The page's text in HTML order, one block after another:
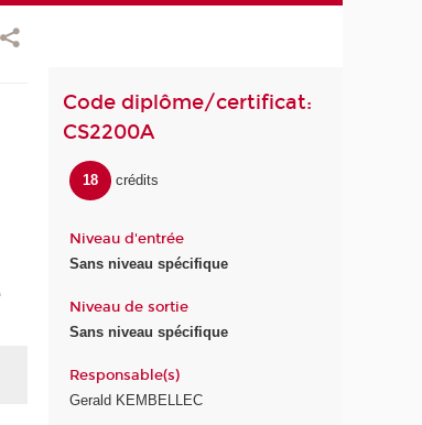
Code diplôme/certificat:
CS2200A
18 crédits
Niveau d'entrée
Sans niveau spécifique
Niveau de sortie
Sans niveau spécifique
Responsable(s)
Gerald KEMBELLEC